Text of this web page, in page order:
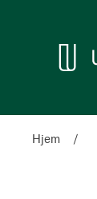
Hjem